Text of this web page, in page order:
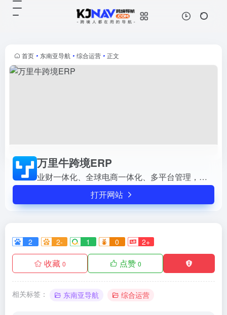
首页 • 东南亚导航 • 综合运营 • 正文
万里牛跨境ERP
业财一体化、全球电商一体化、多平台管理，一站式对接全球跨境电商平台
打开网站
2 2- 1 0 2+
收藏 0 点赞 0
相关标签： 东南亚导航 综合运营
台